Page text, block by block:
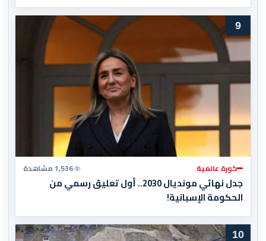
9
كورة عالمية 1,536 مشاهدة
جدل نهائي مونديال 2030.. أول تعليق رسمي من
الحكومة الإسبانية!
10